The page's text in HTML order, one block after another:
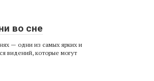
во сне
— одни из самых ярких и
видений, которые могут